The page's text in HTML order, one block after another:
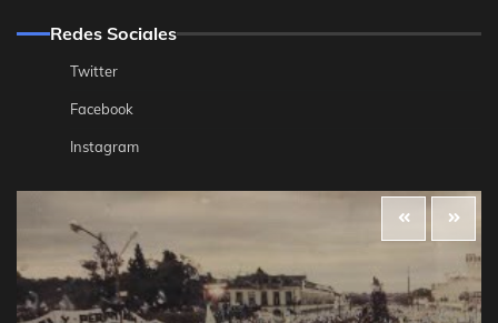
Redes Sociales
Twitter
Facebook
Instagram